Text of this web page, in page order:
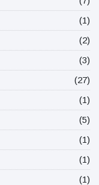
(1)
(2)
(3)
(27)
(1)
(5)
(1)
(1)
(1)